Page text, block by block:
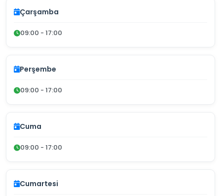
Çarşamba
09:00 - 17:00
Perşembe
09:00 - 17:00
Cuma
09:00 - 17:00
Cumartesi